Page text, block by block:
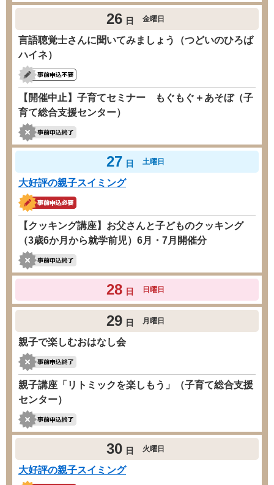
26 日 金曜日
言語聴覚士さんに聞いてみましょう（つどいのひろば
ハイネ）
【開催中止】子育てセミナー もぐもぐ＋あそぼ（子
育て総合支援センター）
27 日 土曜日
大好評の親子スイミング
【クッキング講座】お父さんと子どものクッキング
（3歳6か月から就学前児）6月・7月開催分
28 日 日曜日
29 日 月曜日
親子で楽しむおはなし会
親子講座「リトミックを楽しもう」（子育て総合支援
センター）
30 日 火曜日
大好評の親子スイミング